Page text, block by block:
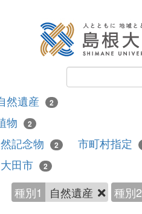
然遺産 2
物 2
記念物 2 市町村指定
大田市 2
種別1 自然遺産 種別2